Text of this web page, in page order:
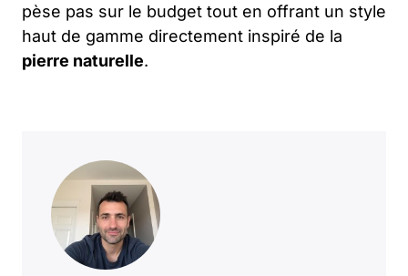
pèse pas sur le budget tout en offrant un style
haut de gamme directement inspiré de la
pierre naturelle.